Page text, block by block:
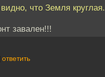
что Земля круглая.
завален!!!
ответить